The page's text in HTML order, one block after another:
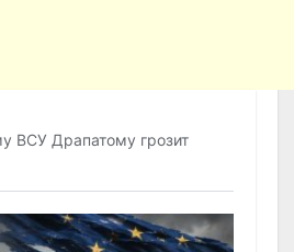
ВСУ Драпатому грозит